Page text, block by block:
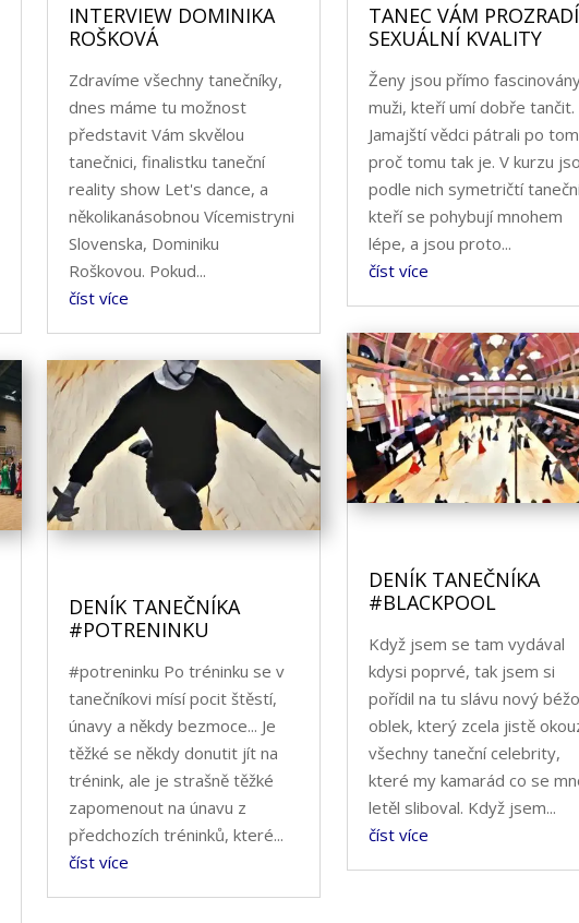
INTERVIEW DOMINIKA
ROŠKOVÁ
Zdravíme všechny tanečníky,
dnes máme tu možnost
představit Vám skvělou
tanečnici, finalistku taneční
reality show Let's dance, a
několikanásobnou Vícemistryni
Slovenska, Dominiku
Roškovou. Pokud...
číst více
DENÍK TANEČNÍKA
#POTRENINKU
#potreninku Po tréninku se v
tanečníkovi mísí pocit štěstí,
únavy a někdy bezmoce... Je
těžké se někdy donutit jít na
trénink, ale je strašně těžké
zapomenout na únavu z
předchozích tréninků, které...
číst více
TANEC VÁM PROZRADÍ
SEXUÁLNÍ KVALITY
Ženy jsou přímo
muži, kteří umí dobře tančit.
Jamajští vědci pátrali po
proč tomu tak je. V kurzu
podle nich symetričtí
kteří se pohybují mnohem
lépe, a jsou proto...
číst více
DENÍK TANEČNÍKA
#BLACKPOOL
Když jsem se tam vydával
kdysi poprvé, tak jsem si
pořídil na tu slávu nový
oblek, který zcela jistě
všechny taneční celebrity,
které my kamarád co se
letěl sliboval. Když jsem...
číst více